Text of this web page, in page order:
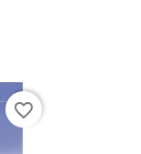
favorite_border